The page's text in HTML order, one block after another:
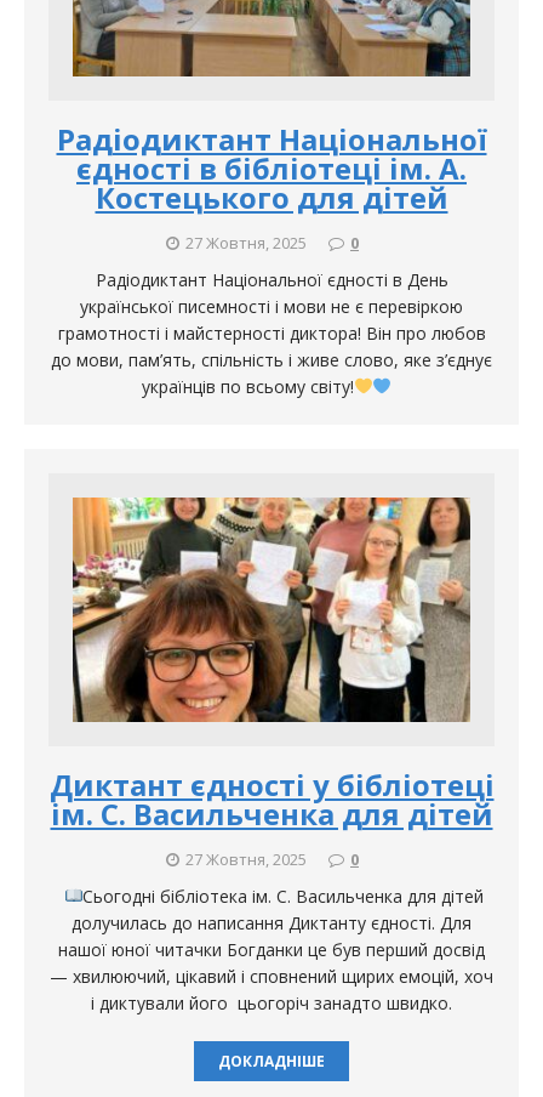
Радіодиктант Національної
єдності в бібліотеці ім. А.
Костецького для дітей
27 Жовтня, 2025 0
Радіодиктант Національної єдності в День
української писемності і мови не є перевіркою
грамотності і майстерності диктора! Він про любов
до мови, пам’ять, спільність і живе слово, яке з’єднує
українців по всьому світу!
Диктант єдності у бібліотеці
ім. С. Васильченка для дітей
27 Жовтня, 2025 0
Сьогодні бібліотека ім. С. Васильченка для дітей
долучилась до написання Диктанту єдності. Для
нашої юної читачки Богданки це був перший досвід
— хвилюючий, цікавий і сповнений щирих емоцій, хоч
і диктували його цьогоріч занадто швидко.
ДОКЛАДНІШЕ